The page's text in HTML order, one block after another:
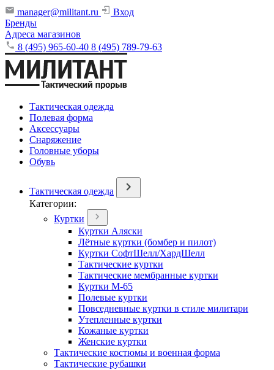
manager@militant.ru
Вход
Бренды
Адреса магазинов
8 (495) 965-60-40 8 (495) 789-79-63
Тактическая одежда
Полевая форма
Аксессуары
Снаряжение
Головные уборы
Обувь
Тактическая одежда
Категории:
Куртки
Куртки Аляски
Лётные куртки (бомбер и пилот)
Куртки СофтШелл/ХардШелл
Тактические куртки
Тактические мембранные куртки
Куртки М-65
Полевые куртки
Повседневные куртки в стиле милитари
Утепленные куртки
Кожаные куртки
Женские куртки
Тактические костюмы и военная форма
Тактические рубашки